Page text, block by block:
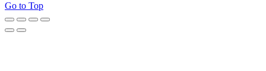
Go to Top